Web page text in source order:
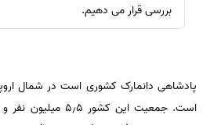
بررسی قرار می دهیم.
پادشاهی دانمارک کشوری است در شمال
است. جمعیت این کشور